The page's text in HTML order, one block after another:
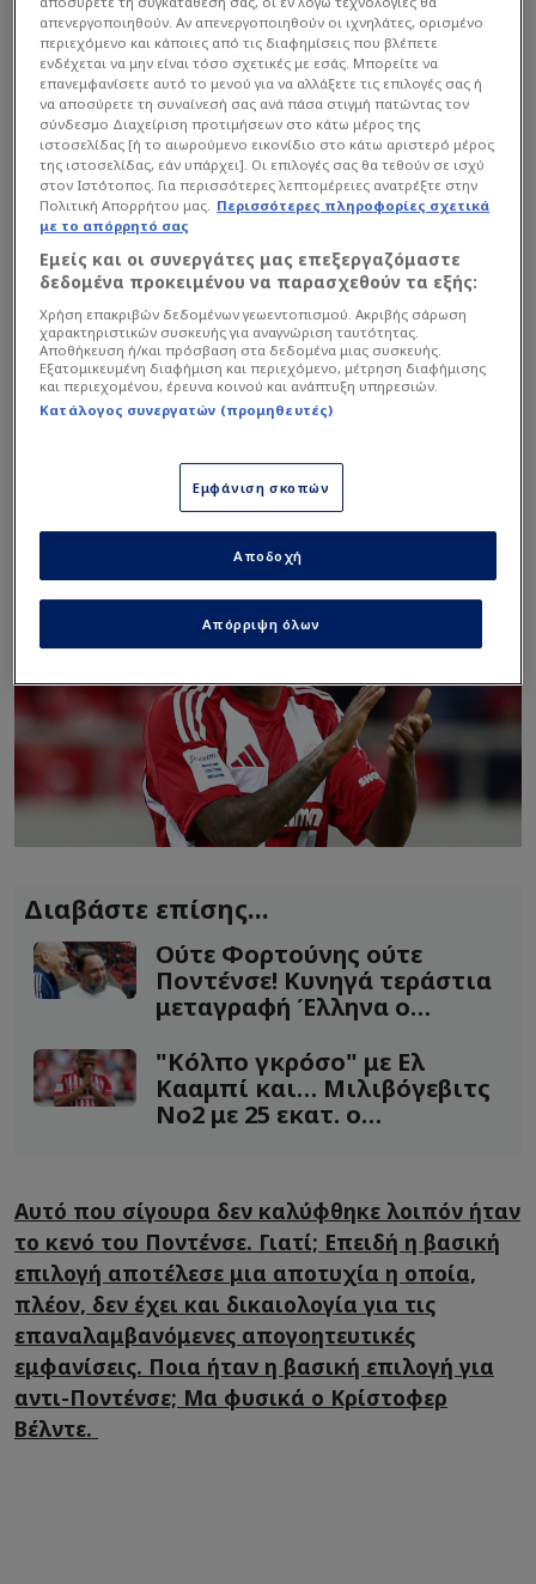
Διαβάστε επίσης...
Ούτε Φορτούνης ούτε
Ποντένσε! Κυνηγά τεράστια
μεταγραφή Έλληνα ο
"Κόλπο γκρόσο" με Ελ
Κααμπί και… Μιλιβόγεβιτς
Νο2 με 25 εκατ. ο
Αυτό που σίγουρα δεν καλύφθηκε λοιπόν ήταν
το κενό του Ποντένσε. Γιατί; Επειδή η βασική
επιλογή αποτέλεσε μια αποτυχία η οποία,
πλέον, δεν έχει και δικαιολογία για τις
επαναλαμβανόμενες απογοητευτικές
εμφανίσεις. Ποια ήταν η βασική επιλογή για
αντι-Ποντένσε; Μα φυσικά ο Κρίστοφερ
Βέλντε.
απενεργοποιηθούν. Αν απενεργοποιηθούν οι ιχνηλάτες, ορισμένο
περιεχόμενο και κάποιες από τις διαφημίσεις που βλέπετε
ενδέχεται να μην είναι τόσο σχετικές με εσάς. Μπορείτε να
επανεμφανίσετε αυτό το μενού για να αλλάξετε τις επιλογές σας ή
να αποσύρετε τη συναίνεσή σας ανά πάσα στιγμή πατώντας τον
σύνδεσμο Διαχείριση προτιμήσεων στο κάτω μέρος της
ιστοσελίδας [ή το αιωρούμενο εικονίδιο στο κάτω αριστερό μέρος
της ιστοσελίδας, εάν υπάρχει]. Οι επιλογές σας θα τεθούν σε ισχύ
στον Ιστότοπος. Για περισσότερες λεπτομέρειες ανατρέξτε στην
Πολιτική Απορρήτου μας. Περισσότερες πληροφορίες σχετικά
με το απόρρητό σας
Εμείς και οι συνεργάτες μας επεξεργαζόμαστε
δεδομένα προκειμένου να παρασχεθούν τα εξής:
Χρήση επακριβών δεδομένων γεωεντοπισμού. Ακριβής σάρωση
χαρακτηριστικών συσκευής για αναγνώριση ταυτότητας.
Αποθήκευση ή/και πρόσβαση στα δεδομένα μιας συσκευής.
Εξατομικευμένη διαφήμιση και περιεχόμενο, μέτρηση διαφήμισης
και περιεχομένου, έρευνα κοινού και ανάπτυξη υπηρεσιών.
Κατάλογος συνεργατών (προμηθευτές)
Εμφάνιση σκοπών
Απόρριψη όλων
Αποδοχή